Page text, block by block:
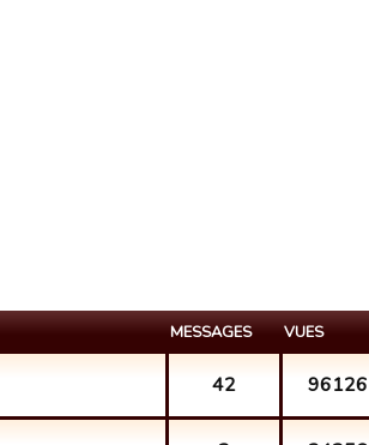
MESSAGES VUES
42 96126